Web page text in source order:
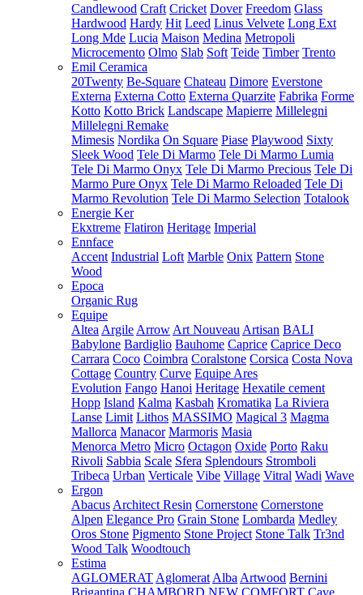
Candlewood Craft Cricket Dover Freedom Glass
Hardwood Hardy Hit Leed Linus Velvete Long Ext
Long Mde Lucia Maison Medina Metropoli
Microcemento Olmo Slab Soft Teide Timber Trento
Emil Ceramica
20Twenty Be-Square Chateau Dimore Everstone
Externa Externa Cotto Externa Quarzite Fabrika Forme
Kotto Kotto Brick Landscape Mapierre Millelegni
Millelegni Remake
Mimesis Nordika On Square Piase Playwood Sixty
Sleek Wood Tele Di Marmo Tele Di Marmo Lumia
Tele Di Marmo Onyx Tele Di Marmo Precious Tele Di
Marmo Pure Onyx Tele Di Marmo Reloaded Tele Di
Marmo Revolution Tele Di Marmo Selection Totalook
Energie Ker
Ekxtreme Flatiron Heritage Imperial
Ennface
Accent Industrial Loft Marble Onix Pattern Stone
Wood
Epoca
Organic Rug
Equipe
Altea Argile Arrow Art Nouveau Artisan BALI
Babylone Bardiglio Bauhome Caprice Caprice Deco
Carrara Coco Coimbra Coralstone Corsica Costa Nova
Cottage Country Curve Equipe Ares
Evolution Fango Hanoi Heritage Hexatile cement
Hopp Island Kalma Kasbah Kromatika La Riviera
Lanse Limit Lithos MASSIMO Magical 3 Magma
Mallorca Manacor Marmoris Masia
Menorca Metro Micro Octagon Oxide Porto Raku
Rivoli Sabbia Scale Sfera Splendours Stromboli
Tribeca Urban Verticale Vibe Village Vitral Wadi Wave
Ergon
Abacus Architect Resin Cornerstone Cornerstone
Alpen Elegance Pro Grain Stone Lombarda Medley
Oros Stone Pigmento Stone Project Stone Talk Tr3nd
Wood Talk Woodtouch
Estima
AGLOMERAT Aglomerat Alba Artwood Bernini